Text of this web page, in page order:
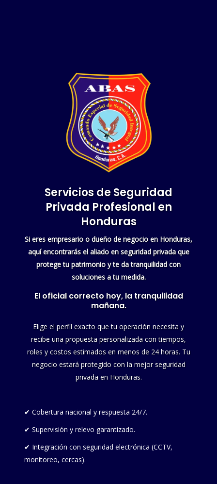
Servicios de Seguridad
Privada Profesional en
Honduras
Si eres empresario o dueño de negocio en Honduras,
aquí encontrarás el aliado en seguridad privada que
protege tu patrimonio y te da tranquilidad con
soluciones a tu medida.
El oficial correcto hoy, la tranquilidad
mañana.
Elige el perfil exacto que tu operación necesita y
recibe una propuesta personalizada con tiempos,
roles y costos estimados en menos de 24 horas. Tu
negocio estará protegido con la mejor seguridad
privada en Honduras.
✔ Cobertura nacional y respuesta 24/7.
✔ Supervisión y relevo garantizado.
✔ Integración con seguridad electrónica (CCTV,
monitoreo, cercas).